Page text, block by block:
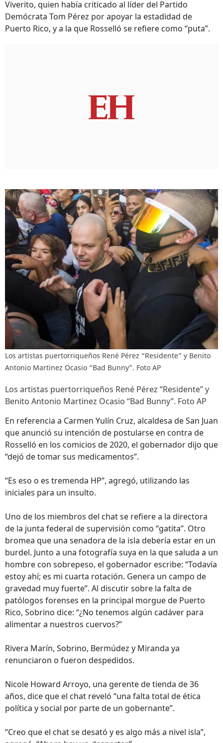
Viverito, quien había criticado al líder del Partido
Demócrata Tom Pérez por apoyar la estadidad de
Puerto Rico, y a la que Rosselló se refiere como “puta”.
Los artistas puertorriqueños René Pérez “Residente” y Benito
Antonio Martinez Ocasio “Bad Bunny”. Foto AP
Los artistas puertorriqueños René Pérez “Residente” y
Benito Antonio Martinez Ocasio “Bad Bunny”. Foto AP
En referencia a Carmen Yulín Cruz, alcaldesa de San Juan
que anunció su intención de postularse en contra de
Rosselló en los comicios de 2020, el gobernador dijo que
“dejó de tomar sus medicamentos”.
“Es eso o es tremenda HP”, agregó, utilizando las
iniciales para un insulto.
Uno de los miembros del chat se refiere a la directora
de la junta federal de supervisión como “gatita”. Otro
bromea que una senadora de la isla debería estar en un
burdel. Junto a una fotografía suya en la que saluda a un
hombre con sobrepeso, el gobernador escribe: “Todavía
estoy ahí; es mi cuarta rotación. Genera un campo de
gravedad muy fuerte”. Al discutir sobre la falta de
patólogos forenses en la principal morgue de Puerto
Rico, Sobrino dice: “¿No tenemos algún cadáver para
alimentar a nuestros cuervos?”
Rivera Marín, Sobrino, Bermúdez y Miranda ya
renunciaron o fueron despedidos.
Nicole Howard Arroyo, una gerente de tienda de 36
años, dice que el chat reveló “una falta total de ética
política y social por parte de un gobernante”.
“Creo que el chat se desató y es algo más a nivel isla”,